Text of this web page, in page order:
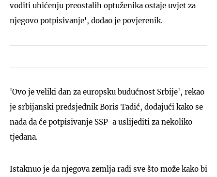
voditi uhićenju preostalih optuženika ostaje uvjet za
njegovo potpisivanje', dodao je povjerenik.
'Ovo je veliki dan za europsku budućnost Srbije', rekao
je srbijanski predsjednik Boris Tadić, dodajući kako se
nada da će potpisivanje SSP-a uslijediti za nekoliko
tjedana.
Istaknuo je da njegova zemlja radi sve što može kako bi